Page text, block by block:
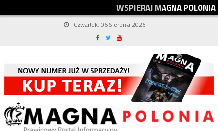
WSPIERAJMAGNAPOLONIA
Czwartek, 06 Sierpnia 2026